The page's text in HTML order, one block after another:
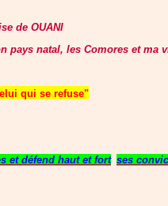
de OUANI
pays natal, les Comores et ma
qui se refuse"
et défend haut et fort ses